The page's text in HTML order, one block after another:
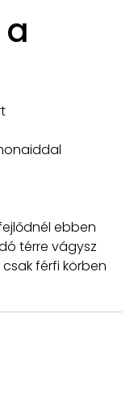
ebben
térre vágysz
férfi körben